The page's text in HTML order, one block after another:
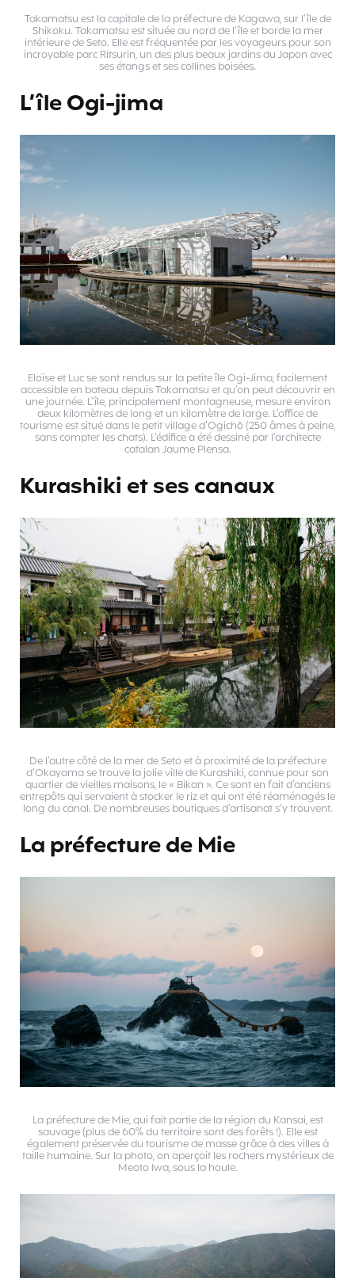
Takamatsu est la capitale de la préfecture de Kagawa, sur l’île de
Shikoku. Takamatsu est située au nord de l’île et borde la mer
intérieure de Seto. Elle est fréquentée par les voyageurs pour son
incroyable parc Ritsurin, un des plus beaux jardins du Japon avec
ses étangs et ses collines boisées.
L’île Ogi-jima
Eloïse et Luc se sont rendus sur la petite île Ogi-Jima, facilement
accessible en bateau depuis Takamatsu et qu’on peut découvrir en
une journée. L’île, principalement montagneuse, mesure environ
deux kilomètres de long et un kilomètre de large. L’office de
tourisme est situé dans le petit village d’Ogichō (250 âmes à peine,
sans compter les chats). L’édifice a été dessiné par l’architecte
catalan Jaume Plensa.
Kurashiki et ses canaux
De l’autre côté de la mer de Seto et à proximité de la préfecture
d’Okayama se trouve la jolie ville de Kurashiki, connue pour son
quartier de vieilles maisons, le « Bikan ». Ce sont en fait d’anciens
entrepôts qui servaient à stocker le riz et qui ont été réaménagés le
long du canal. De nombreuses boutiques d’artisanat s’y trouvent.
La préfecture de Mie
La préfecture de Mie, qui fait partie de la région du Kansai, est
sauvage (plus de 60% du territoire sont des forêts !). Elle est
également préservée du tourisme de masse grâce à des villes à
taille humaine. Sur la photo, on aperçoit les rochers mystérieux de
Meoto Iwa, sous la houle.